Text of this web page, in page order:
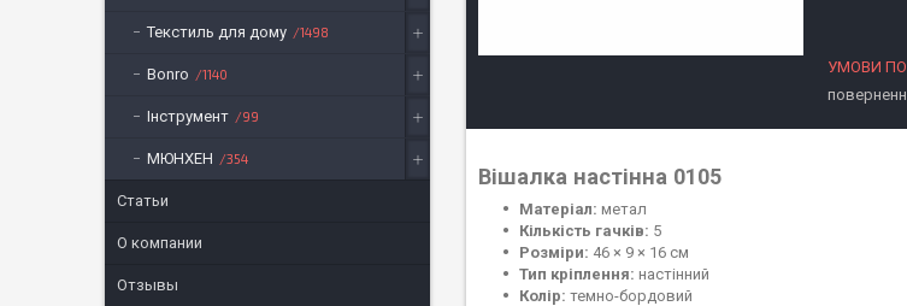
Вішалка настінна 0105
Матеріал: метал
Кількість гачків: 5
Розміри: 46 × 9 × 16 см
Тип кріплення: настінний
Колір: темно-бордовий
Текстиль для дому 1498
Bonro 1140
Інструмент 99
МЮНХЕН 354
Статьи
О компании
Отзывы